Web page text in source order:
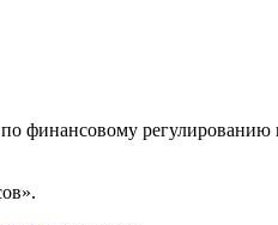
финансовому регулированию